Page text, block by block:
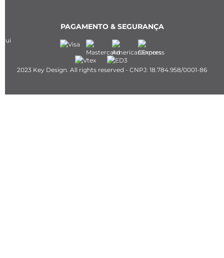
PAGAMENTO & SEGURANÇA
2023 Key Design. All rights reserved - CNPJ: 18.784.958/0001-86